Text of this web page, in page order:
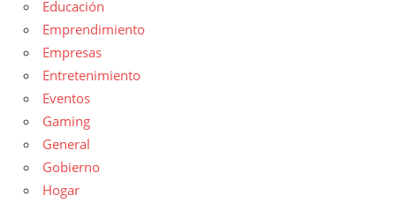
Educación
Emprendimiento
Empresas
Entretenimiento
Eventos
Gaming
General
Gobierno
Hogar